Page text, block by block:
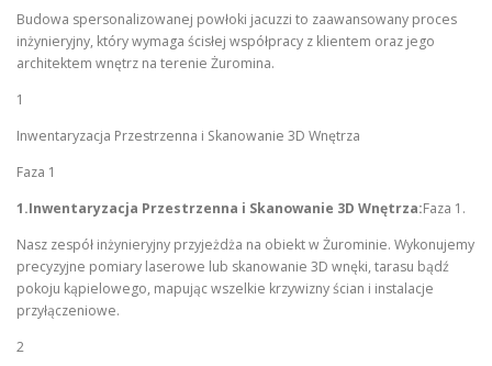
Budowa spersonalizowanej powłoki jacuzzi to zaawansowany proces
inżynieryjny, który wymaga ścisłej współpracy z klientem oraz jego
architektem wnętrz na terenie Żuromina.
1
Inwentaryzacja Przestrzenna i Skanowanie 3D Wnętrza
Faza 1
1.Inwentaryzacja Przestrzenna i Skanowanie 3D Wnętrza:Faza 1.
Nasz zespół inżynieryjny przyjeżdża na obiekt w Żurominie. Wykonujemy
precyzyjne pomiary laserowe lub skanowanie 3D wnęki, tarasu bądź
pokoju kąpielowego, mapując wszelkie krzywizny ścian i instalacje
przyłączeniowe.
2